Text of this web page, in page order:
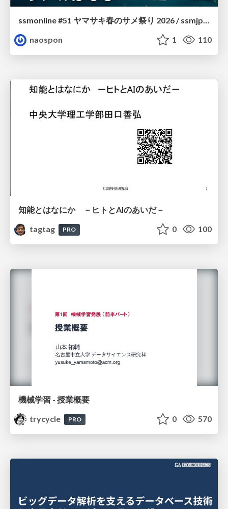
ssmonline #51 ヤマサキ春のサメ祭り 2026 / ssmjp Yamasaki Spring JAWS Festival 2026
naospon
1 110
知能とはなにか －ヒトとAIのあいだ－
tagtag
PRO 0 100
機械学習 - 授業概要
trycycle
PRO 0 570